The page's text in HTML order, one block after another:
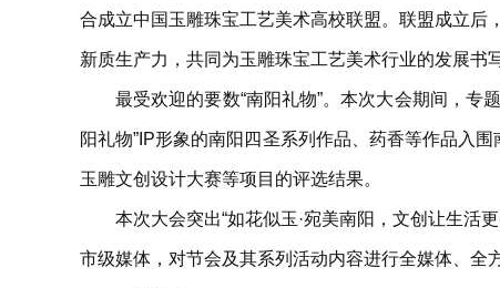
合成立中国玉雕珠宝工艺美术高校联盟。联盟成立
新质生产力，共同为玉雕珠宝工艺美术行业的发展书
最受欢迎的要数“南阳礼物”。本次大会期间，专
阳礼物”IP形象的南阳四圣系列作品、药香等作品入
玉雕文创设计大赛等项目的评选结果。
本次大会突出“如花似玉·宛美南阳，文创让生活
市级媒体，对节会及其系列活动内容进行全媒体、全